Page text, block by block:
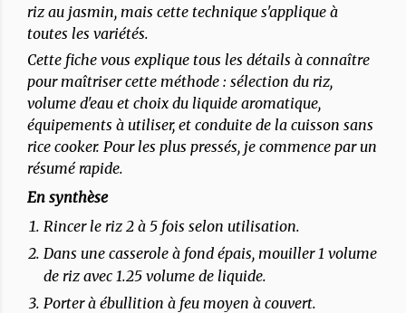
riz au jasmin, mais cette technique s'applique à
toutes les variétés.
Cette fiche vous explique tous les détails à connaître
pour maîtriser cette méthode : sélection du riz,
volume d'eau et choix du liquide aromatique,
équipements à utiliser, et conduite de la cuisson sans
rice cooker. Pour les plus pressés, je commence par un
résumé rapide.
En synthèse
Rincer le riz 2 à 5 fois selon utilisation.
Dans une casserole à fond épais, mouiller 1 volume
de riz avec 1.25 volume de liquide.
Porter à ébullition à feu moyen à couvert.